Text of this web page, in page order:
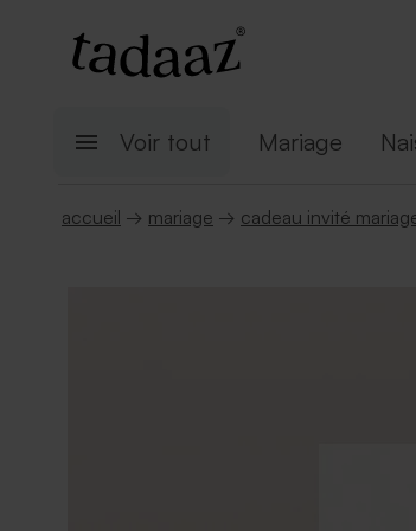
Voir tout Mariage
accueil → mariage → cadeau invité